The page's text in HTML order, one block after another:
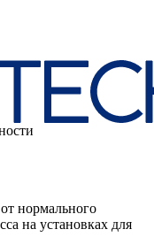
нормального
на установках для